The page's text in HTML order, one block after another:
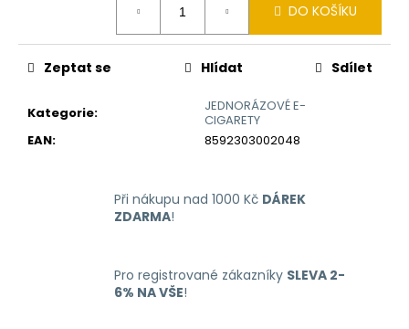
DO KOŠÍKU
Kategorie:
JEDNORÁZOVÉ E-
CIGARETY
EAN: 8592303002048
Zeptat se Hlídat Sdílet
Při nákupu nad 1000 Kč DÁREK
ZDARMA!
Pro registrované zákazníky SLEVA 2-
6% NA VŠE!
LIQUID
ARAMAX
CIGAR
TOBACCO
4X10ML-